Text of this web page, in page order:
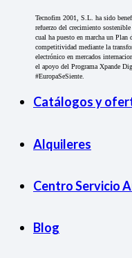
Tecnofim 2001, S.L. ha sido
refuerzo del crecimiento
cual ha puesto en marcha un
competitividad mediante la
electrónico en mercados
el apoyo del Programa Xpande
#EuropaSeSiente.
Catálogos y
Alquileres
Centro Servicio
Blog